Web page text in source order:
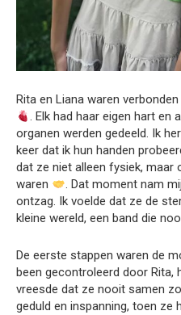
Rita en Liana waren
. Elk had haar eigen hart en
organen werden gedeeld. Ik
keer dat ik hun handen
dat ze niet alleen fysiek, maar
waren
. Dat moment nam
ontzag. Ik voelde dat ze de
kleine wereld, een band die
De eerste stappen waren de
been gecontroleerd door Rita,
vreesde dat ze nooit samen
geduld en inspanning, toen ze